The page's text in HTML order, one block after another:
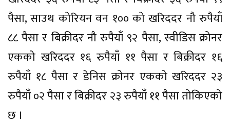
पैसा, साउथ कोरियन वन १०० को खरिददर नौ रुपैयाँ
८८ पैसा र बिक्रीदर नौ रुपैयाँ ९२ पैसा, स्वीडिस क्रोनर
एकको खरिददर १६ रुपैयाँ ११ पैसा र बिक्रीदर १६
रुपैयाँ १८ पैसा र डेनिस क्रोनर एकको खरिददर २३
रुपैयाँ ०२ पैसा र बिक्रीदर २३ रुपैयाँ ११ पैसा तोकिएको
छ ।